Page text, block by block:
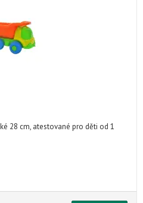
28 cm, atestované pro děti od 1